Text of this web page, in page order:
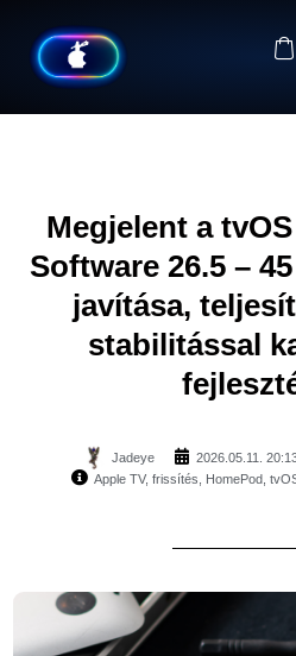
Megjelent a
Software 26.5 –
javítása,
stabilitással
Jadeye 2026.05.11.
Apple TV, frissítés HomePod